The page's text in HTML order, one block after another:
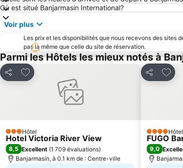
Où est situé Banjarmasin International?
Voir plus
Les prix et les disponibilités que nous recevons des sites
pas la même que celle du site de réservation.
Parmi les Hôtels les mieux notés à
Partager
Ajouter à mes favoris
3 Étoiles
Hôtel
Hotel Victoria River View
8,5 Excellent (1 709 évaluations)
Banjarmasin, à 0.1 km de : Centre-ville
Partager
4 ÉtoilesHôtel
FUGO
9,0